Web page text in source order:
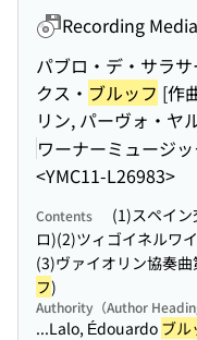
Recording Media
パブロ・デ・サラ
クス・ ブルッフ [作
リン, パーヴォ・ヤ
ワーナーミュージ
<YMC11-L26983>
Contents
(1)スペイ
ロ)(2)ツィゴイネルワ
(3)ヴァイオリン協奏
フ)
Authority（Author
...Lalo, Édouardo ブル